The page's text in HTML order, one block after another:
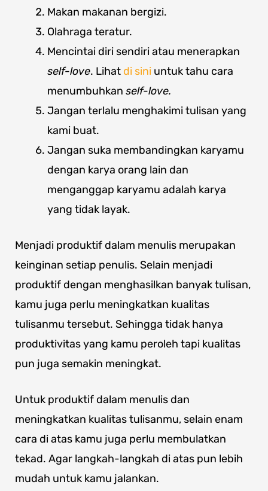
Makan makanan bergizi.
Olahraga teratur.
Mencintai diri sendiri atau menerapkan
self-love. Lihat di sini untuk tahu cara
menumbuhkan self-love.
Jangan terlalu menghakimi tulisan yang
kami buat.
Jangan suka membandingkan karyamu
dengan karya orang lain dan
menganggap karyamu adalah karya
yang tidak layak.
Menjadi produktif dalam menulis merupakan
keinginan setiap penulis. Selain menjadi
produktif dengan menghasilkan banyak tulisan,
kamu juga perlu meningkatkan kualitas
tulisanmu tersebut. Sehingga tidak hanya
produktivitas yang kamu peroleh tapi kualitas
pun juga semakin meningkat.
Untuk produktif dalam menulis dan
meningkatkan kualitas tulisanmu, selain enam
cara di atas kamu juga perlu membulatkan
tekad. Agar langkah-langkah di atas pun lebih
mudah untuk kamu jalankan.